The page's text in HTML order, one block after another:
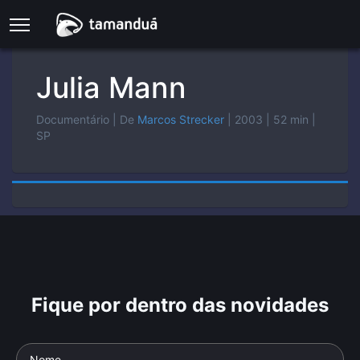
Julia Mann
Documentário | De Marcos Strecker | 2003 | 52 min
SP
Fique por dentro das novidades